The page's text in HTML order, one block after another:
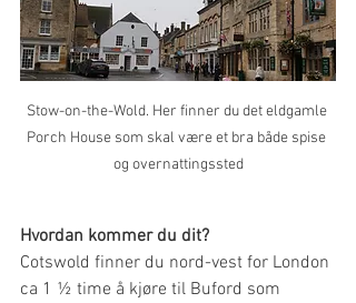
Stow-on-the-Wold. Her finner du det eldgamle
Porch House som skal være et bra både spise
og overnattingssted
Hvordan kommer du dit?
Cotswold finner du nord-vest for London
ca 1 ½ time å kjøre til Buford som